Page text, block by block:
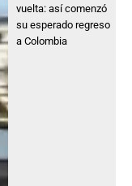
vuelta: así comenzó
su esperado regreso
a Colombia